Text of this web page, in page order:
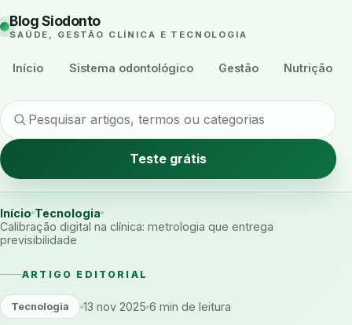
Blog Siodonto
SAÚDE, GESTÃO CLÍNICA E TECNOLOGIA
Início Sistema odontológico Gestão Nutrição
Teste grátis
Início Tecnologia
Calibração digital na clínica: metrologia que entrega
previsibilidade
ARTIGO EDITORIAL
Tecnologia 13 nov 2025 6 min de leitura